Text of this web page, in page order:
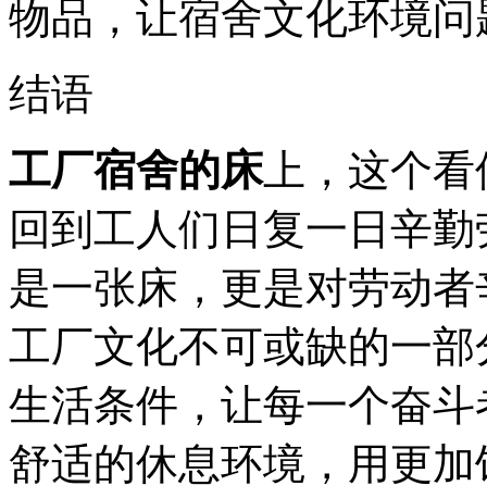
物品，让宿舍文化环境
结语
工厂宿舍的床上，这个
回到工人们日复一日辛
是一张床，更是对劳动
工厂文化不可或缺的一
生活条件，让每一个奋
舒适的休息环境，用更